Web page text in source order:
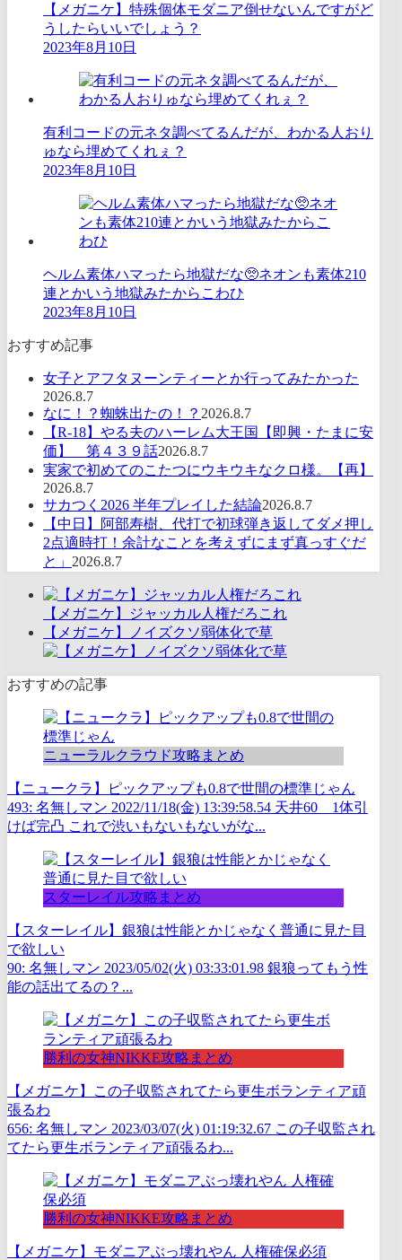
【メガニケ】特殊個体モダニア倒せないんですがど
うしたらいいでしょう？
2023年8月10日
有利コードの元ネタ調べてるんだが、わかる人おり
ゅなら埋めてくれぇ？
2023年8月10日
ヘルム素体ハマったら地獄だな🥺ネオンも素体210
連とかいう地獄みたからこわひ
2023年8月10日
おすすめ記事
女子とアフタヌーンティーとか行ってみたかった
2026.8.7
なに！？蜘蛛出たの！？ 2026.8.7
【R-18】やる夫のハーレム大王国【即興・たまに安
価】 第４３９話2026.8.7
実家で初めてのこたつにウキウキなクロ様。【再】
2026.8.7
サカつく2026 半年プレイした結論2026.8.7
【中日】阿部寿樹、代打で初球弾き返してダメ押し
2点適時打！余計なことを考えずにまず真っすぐだ
と」 2026.8.7
【メガニケ】ジャッカル人権だろこれ
【メガニケ】ノイズクソ弱体化で草
おすすめの記事
ニューラルクラウド攻略まとめ
【ニュークラ】ピックアップも0.8で世間の標準じゃん
493: 名無しマン 2022/11/18(金) 13:39:58.54 天井60 1体引
けば完凸 これで渋いもないもないがな...
スターレイル攻略まとめ
【スターレイル】銀狼は性能とかじゃなく普通に見た目
で欲しい
90: 名無しマン 2023/05/02(火) 03:33:01.98 銀狼ってもう性
能の話出てるの？...
勝利の女神NIKKE攻略まとめ
【メガニケ】この子収監されてたら更生ボランティア頑
張るわ
656: 名無しマン 2023/03/07(火) 01:19:32.67 この子収監され
てたら更生ボランティア頑張るわ...
勝利の女神NIKKE攻略まとめ
【メガニケ】モダニアぶっ壊れやん 人権確保必須